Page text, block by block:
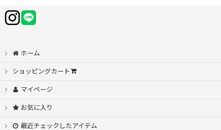
ホーム
ショッピングカート
マイページ
お気に入り
最近チェックしたアイテム